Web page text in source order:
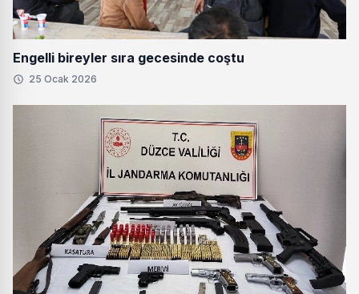
Engelli bireyler sıra gecesinde coştu
25 Ocak 2026